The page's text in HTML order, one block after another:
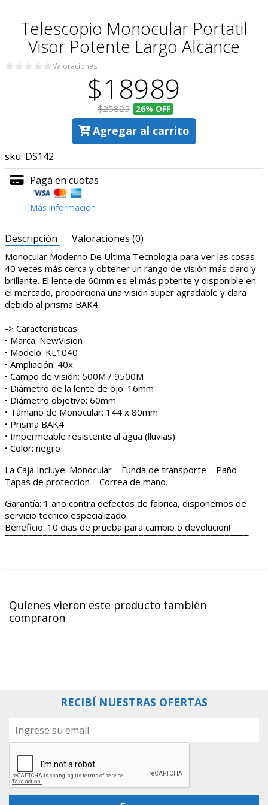
Telescopio Monocular Portatil
Visor Potente Largo Alcance
Valoraciones
$18989
$25825 26% OFF
Agregar al carrito
sku: DS142
Pagá en cuotas
Más información
Descripción Valoraciones (0)
Monocular Moderno De Ultima Tecnologia para ver las cosas
40 veces más cerca y obtener un rango de visión más claro y
brillante. El lente de 60mm es el más potente y disponible en
el mercado, proporciona una visión super agradable y clara
debido al prisma BAK4.
¯¯¯¯¯¯¯¯¯¯¯¯¯¯¯¯¯¯¯¯¯¯¯¯¯¯¯¯¯¯¯¯¯¯¯¯¯¯¯¯¯¯¯¯¯¯¯
-> Características:
• Marca: NewVision
• Modelo: KL1040
• Ampliación: 40x
• Campo de visión: 500M / 9500M
• Diámetro de la lente de ojo: 16mm
• Diámetro objetivo: 60mm
• Tamaño de Monocular: 144 x 80mm
• Prisma BAK4
• Impermeable resistente al agua (lluvias)
• Color: negro
La Caja Incluye: Monocular – Funda de transporte – Paño –
Tapas de proteccion – Correa de mano.
Garantía: 1 año contra defectos de fabrica, disponemos de
servicio tecnico especializado.
Beneficio: 10 dias de prueba para cambio o devolucion!
¯¯¯¯¯¯¯¯¯¯¯¯¯¯¯¯¯¯¯¯¯¯¯¯¯¯¯¯¯¯¯¯¯¯¯¯¯¯¯¯¯¯¯¯¯¯¯¯¯¯¯
Quienes vieron este producto también
compraron
RECIBÍ NUESTRAS OFERTAS